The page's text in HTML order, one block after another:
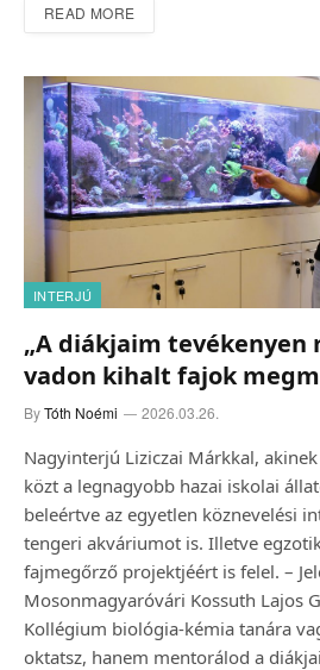
READ MORE
INTERJÚ
„A diákjaim tevékenyen
vadon kihalt fajok
ByTóth Noémi 2026.03.26.
Nagyinterjú Liziczai Márkkal,
közt a legnagyobb hazai iskolai
beleértve az egyetlen köznevelési
tengeri akváriumot is. Illetve
fajmegőrző projektjéért is felel. –
Mosonmagyaróvári Kossuth Lajos
Kollégium biológia-kémia tanára
oktatsz, hanem mentorálod a